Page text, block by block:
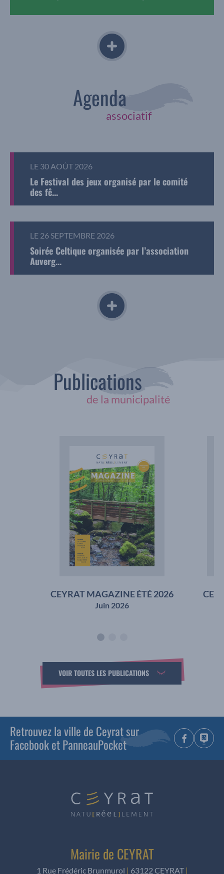
Agenda
associatif
LE 30 AOÛT 2026
Le Festival des jeux organisé par le comité
des fê...
LE 26 SEPTEMBRE 2026
Soirée Celtique organisée par l’association
Auverg...
Publications
de la municipalité
CEYRAT MAGAZINE ÉTÉ 2026
Juin 2026
VOIR TOUTES LES PUBLICATIONS
Retrouvez la ville de Ceyrat sur
Facebook et PanneauPocket
Mairie de CEYRAT
1 Rue Frédéric Brunmurol | 63122 CEYRAT |